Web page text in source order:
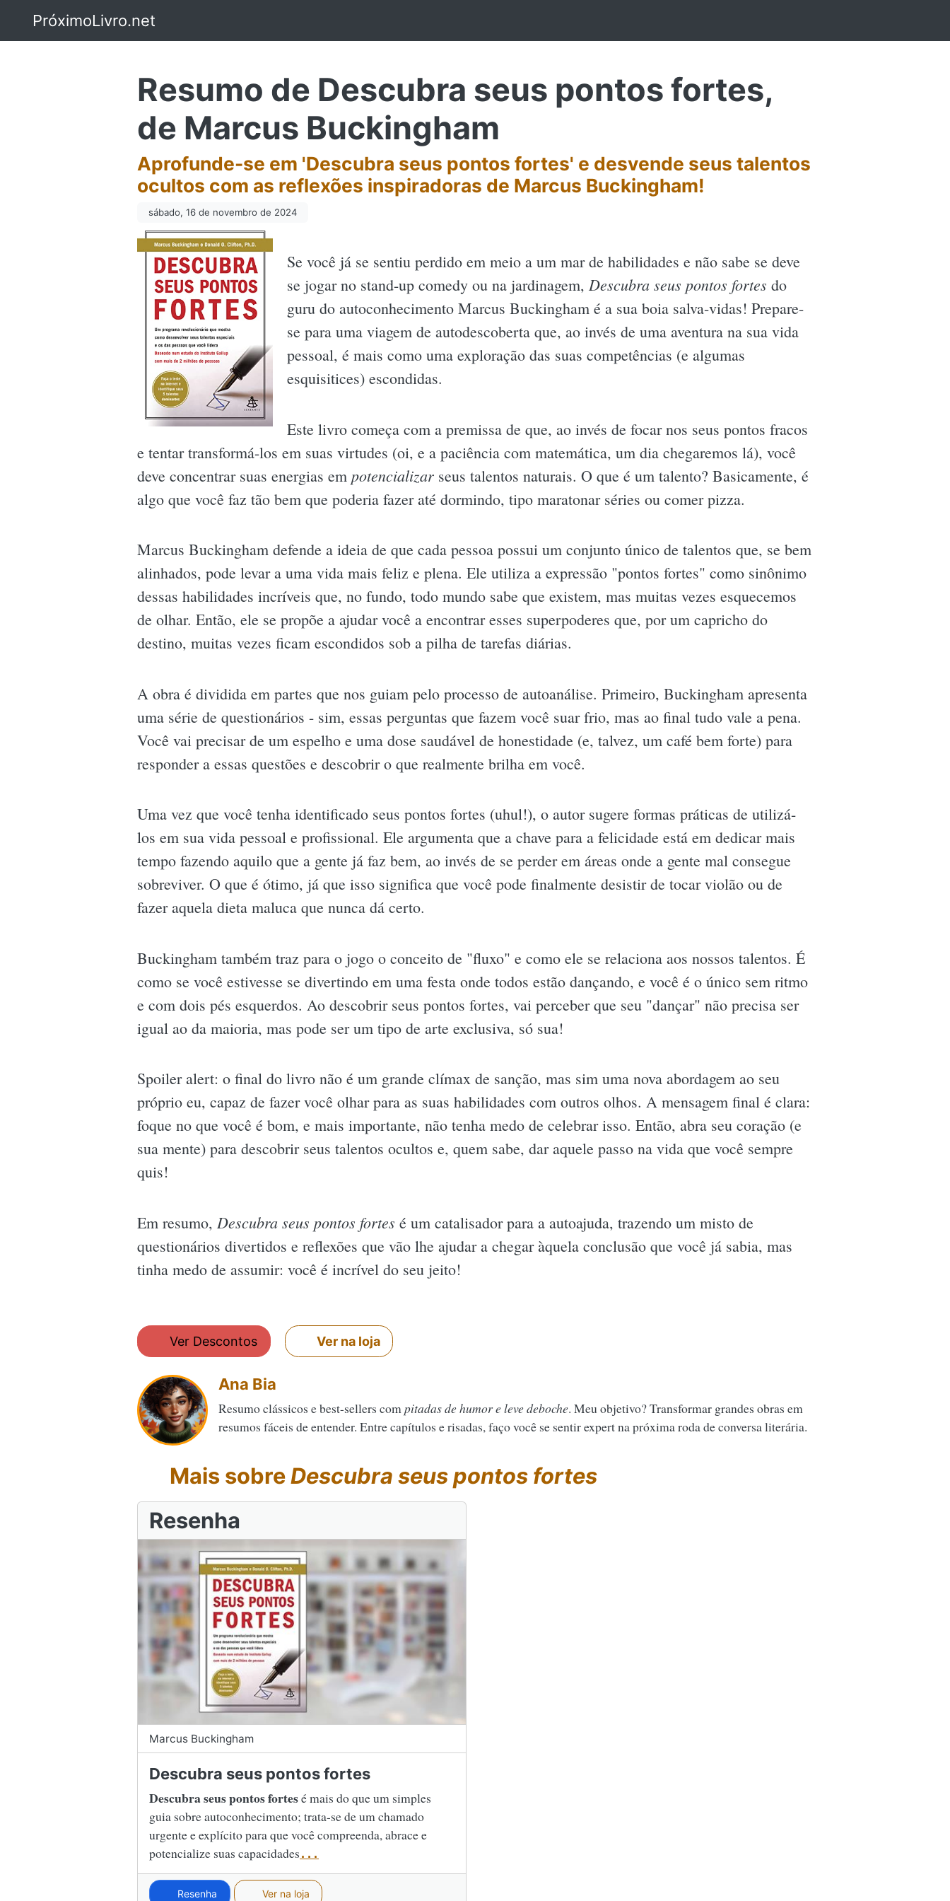
PróximoLivro.net
Resumo de Descubra seus pontos fortes,
de Marcus Buckingham
Aprofunde-se em 'Descubra seus pontos fortes' e desvende seus talentos
ocultos com as reflexões inspiradoras de Marcus Buckingham!
sábado, 16 de novembro de 2024
Se você já se sentiu perdido em meio a um mar de habilidades e não sabe se deve
se jogar no stand-up comedy ou na jardinagem, Descubra seus pontos fortes do
guru do autoconhecimento Marcus Buckingham é a sua boia salva-vidas! Prepare-
se para uma viagem de autodescoberta que, ao invés de uma aventura na sua vida
pessoal, é mais como uma exploração das suas competências (e algumas
esquisitices) escondidas.
Este livro começa com a premissa de que, ao invés de focar nos seus pontos fracos
e tentar transformá-los em suas virtudes (oi, e a paciência com matemática, um dia chegaremos lá), você
deve concentrar suas energias em potencializar seus talentos naturais. O que é um talento? Basicamente, é
algo que você faz tão bem que poderia fazer até dormindo, tipo maratonar séries ou comer pizza.
Marcus Buckingham defende a ideia de que cada pessoa possui um conjunto único de talentos que, se bem
alinhados, pode levar a uma vida mais feliz e plena. Ele utiliza a expressão "pontos fortes" como sinônimo
dessas habilidades incríveis que, no fundo, todo mundo sabe que existem, mas muitas vezes esquecemos
de olhar. Então, ele se propõe a ajudar você a encontrar esses superpoderes que, por um capricho do
destino, muitas vezes ficam escondidos sob a pilha de tarefas diárias.
A obra é dividida em partes que nos guiam pelo processo de autoanálise. Primeiro, Buckingham apresenta
uma série de questionários - sim, essas perguntas que fazem você suar frio, mas ao final tudo vale a pena.
Você vai precisar de um espelho e uma dose saudável de honestidade (e, talvez, um café bem forte) para
responder a essas questões e descobrir o que realmente brilha em você.
Uma vez que você tenha identificado seus pontos fortes (uhul!), o autor sugere formas práticas de utilizá-
los em sua vida pessoal e profissional. Ele argumenta que a chave para a felicidade está em dedicar mais
tempo fazendo aquilo que a gente já faz bem, ao invés de se perder em áreas onde a gente mal consegue
sobreviver. O que é ótimo, já que isso significa que você pode finalmente desistir de tocar violão ou de
fazer aquela dieta maluca que nunca dá certo.
Buckingham também traz para o jogo o conceito de "fluxo" e como ele se relaciona aos nossos talentos. É
como se você estivesse se divertindo em uma festa onde todos estão dançando, e você é o único sem ritmo
e com dois pés esquerdos. Ao descobrir seus pontos fortes, vai perceber que seu "dançar" não precisa ser
igual ao da maioria, mas pode ser um tipo de arte exclusiva, só sua!
Spoiler alert: o final do livro não é um grande clímax de sanção, mas sim uma nova abordagem ao seu
próprio eu, capaz de fazer você olhar para as suas habilidades com outros olhos. A mensagem final é clara:
foque no que você é bom, e mais importante, não tenha medo de celebrar isso. Então, abra seu coração (e
sua mente) para descobrir seus talentos ocultos e, quem sabe, dar aquele passo na vida que você sempre
quis!
Em resumo, Descubra seus pontos fortes é um catalisador para a autoajuda, trazendo um misto de
questionários divertidos e reflexões que vão lhe ajudar a chegar àquela conclusão que você já sabia, mas
tinha medo de assumir: você é incrível do seu jeito!
Ver Descontos Ver na loja
Ana Bia
Resumo clássicos e best-sellers compitadas de humor e leve deboche. Meu objetivo? Transformar grandes obras em
resumos fáceis de entender. Entre capítulos e risadas, faço você se sentir expert na próxima roda de conversa literária.
Mais sobreDescubra seus pontos fortes
Resenha
Marcus Buckingham
Descubra seus pontos fortes
Descubra seus pontos fortesé mais do que um simples
guia sobre autoconhecimento; trata-se de um chamado
urgente e explícito para que você compreenda, abrace e
potencialize suas capacidades ...
Resenha Ver na loja